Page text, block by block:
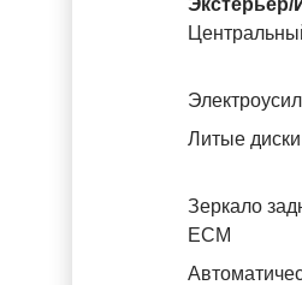
Экстерьер/
Литые
Зеркало
ЕСМ